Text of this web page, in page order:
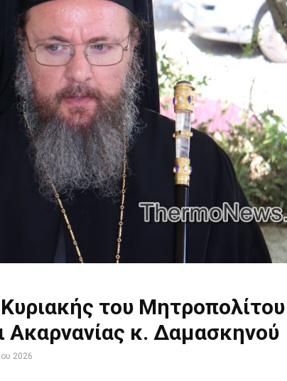
του Μητροπολίτου
Ακαρνανίας κ. Δαμασκηνού
2026